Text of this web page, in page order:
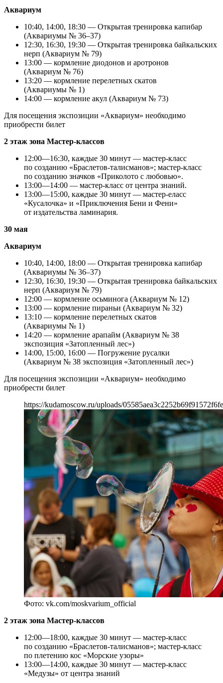
Аквариум
10:40, 14:00, 18:30 — Открытая тренировка капибар
(Аквариумы № 36–37)
12:30, 16:30, 19:30 — Открытая тренировка байкальских
нерп (Аквариум № 79)
13:00 — кормление диодонов и аротронов
(Аквариум № 76)
13:20 — кормление перелетных скатов
(Аквариумы № 1)
14:00 — кормление акул (Аквариум № 73)
Для посещения экспозиции «Аквариум» необходимо
приобрести билет
2 этаж зона Мастер-классов
12:00—16:30, каждые 30 минут — мастер-класс
по созданию «Браслетов-талисманов»; мастер-класс
по созданию значков «Приколото с любовью».
13:00—14:00 — мастер-класс от центра знаний.
13:00—15:00, каждые 30 минут — мастер-еласс
«Кусалочка» и «Приключения Бени и Фени»
от издательства ламинария.
30 мая
Аквариум
10:40, 14:00, 18:00 — Открытая тренировка капибар
(Аквариумы № 36–37)
12:30, 16:30, 19:30 — Открытая тренировка байкальских
нерп (Аквариум № 79)
12:00 — кормление осьминога (Аквариум № 12)
13:00 — кормление пираньи (Аквариум № 32)
13:10 — кормление перелетных скатов
(Аквариумы № 1)
14:20 — кормление арапайм (Аквариум № 38
экспозиция «Затопленный лес»)
14:00, 15:00, 16:00 — Погружение русалки
(Аквариум № 38 экспозиция «Затопленный лес»)
Для посещения экспозиции «Аквариум» необходимо
приобрести билет
https://kudamoscow.ru/uploads/
Фото: vk.com/moskvarium_official
2 этаж зона Мастер-классов
12:00—18:00, каждые 30 минут — мастер-класс
по созданию «Браслетов-талисманов»; мастер-класс
по плетению кос «Морские узоры»
13:00—14:00, каждые 30 минут — мастер-класс
«Медузы» от центра знаний